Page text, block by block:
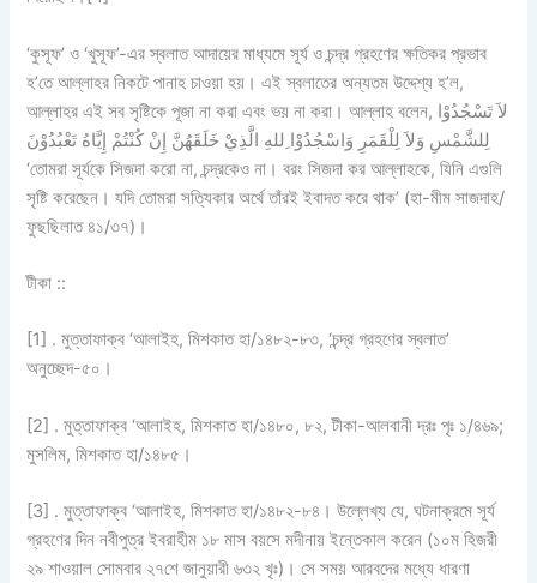
‘কুসূফ’ ও ‘খুসূফ’-এর স্বলাত আদায়ের মাধ্যমে সূর্য ও চন্দ্র গ্রহণের ক্ষতিকর প্রভাব
হ’তে আল্লাহর নিকটে পানাহ চাওয়া হয়। এই স্বলাতের অন্যতম উদ্দেশ্য হ’ল,
আল্লাহর এই সব সৃষ্টিকে পূজা না করা এবং ভয় না করা। আল্লাহ বলেন, لاَ تَسْجُدُوْا
لِلشَّمْسِ وَلاَ لِلْقَمَرِ وَاسْجُدُوْا ِللهِ الَّذِيْ خَلَقَهُنَّ إِنْ كُنْتُمْ إِيَّاهُ تَعْبُدُوْنَ
‘তোমরা সূর্যকে সিজদা করো না, চন্দ্রকেও না। বরং সিজদা কর আল্লাহকে, যিনি এগুলি
সৃষ্টি করেছেন। যদি তোমরা সত্যিকার অর্থে তাঁরই ইবাদত করে থাক’ (হা-মীম সাজদাহ/
ফুছছিলাত ৪১/৩৭)।
টীকা ::
[1] . মুত্তাফাক্ব ‘আলাইহ, মিশকাত হা/১৪৮২-৮৩, ‘চন্দ্র গ্রহণের স্বলাত’
অনুচ্ছেদ-৫০।
[2] . মুত্তাফাক্ব ‘আলাইহ, মিশকাত হা/১৪৮০, ৮২, টীকা-আলবানী দ্রঃ পৃঃ ১/৪৬৯;
মুসলিম, মিশকাত হা/১৪৮৫।
[3] . মুত্তাফাক্ব ‘আলাইহ, মিশকাত হা/১৪৮২-৮৪। উল্লেখ্য যে, ঘটনাক্রমে সূর্য
গ্রহণের দিন নবীপুত্র ইবরাহীম ১৮ মাস বয়সে মদীনায় ইন্তেকাল করেন (১০ম হিজরী
২৯ শাওয়াল সোমবার ২৭শে জানুয়ারী ৬৩২ খৃঃ)। সে সময় আরবদের মধ্যে ধারণা